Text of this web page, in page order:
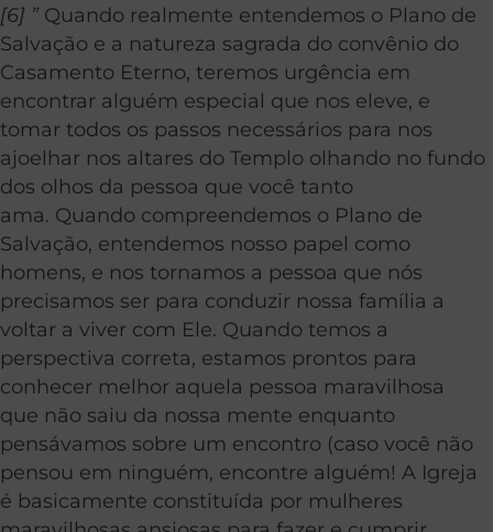
[6] ” Quando realmente entendemos o Plano de
Salvação e a natureza sagrada do convênio do
Casamento Eterno, teremos urgência em
encontrar alguém especial que nos eleve, e
tomar todos os passos necessários para nos
ajoelhar nos altares do Templo olhando no fundo
dos olhos da pessoa que você tanto
ama. Quando compreendemos o Plano de
Salvação, entendemos nosso papel como
homens, e nos tornamos a pessoa que nós
precisamos ser para conduzir nossa família a
voltar a viver com Ele. Quando temos a
perspectiva correta, estamos prontos para
conhecer melhor aquela pessoa maravilhosa
que não saiu da nossa mente enquanto
pensávamos sobre um encontro (caso você não
pensou em ninguém, encontre alguém! A Igreja
é basicamente constituída por mulheres